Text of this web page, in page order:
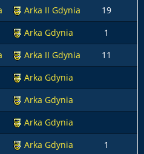
Arka II Gdynia 19
Arka Gdynia
1
Arka II Gdynia
11
Arka Gdynia
Arka Gdynia
Arka Gdynia
Arka Gdynia 1